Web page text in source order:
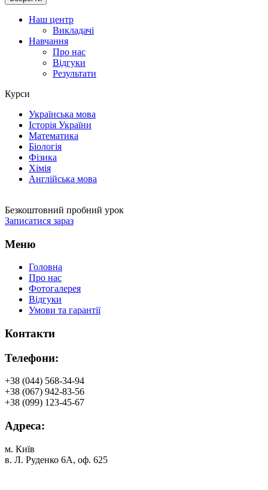
Наш центр
Викладачі
Навчання
Про нас
Відгуки
Результати
Курси
Українська мова
Історія України
Математика
Біологія
Фізика
Хімія
Англійська мова
Безкоштовний пробний урок
Записатися зараз
Меню
Головна
Про нас
Фотогалерея
Відгуки
Умови та гарантії
Контакти
Телефони:
+38 (044) 568-34-94
+38 (067) 942-83-56
+38 (099) 123-45-67
Адреса:
м. Київ
в. Л. Руденко 6А, оф. 625